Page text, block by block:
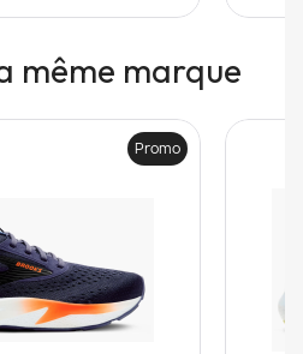
même marque
Promo